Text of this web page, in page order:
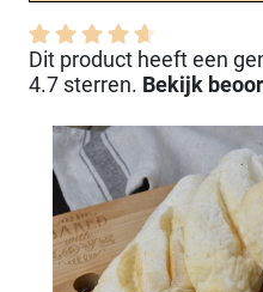
Dit product heeft een
4.7 sterren. Bekijk